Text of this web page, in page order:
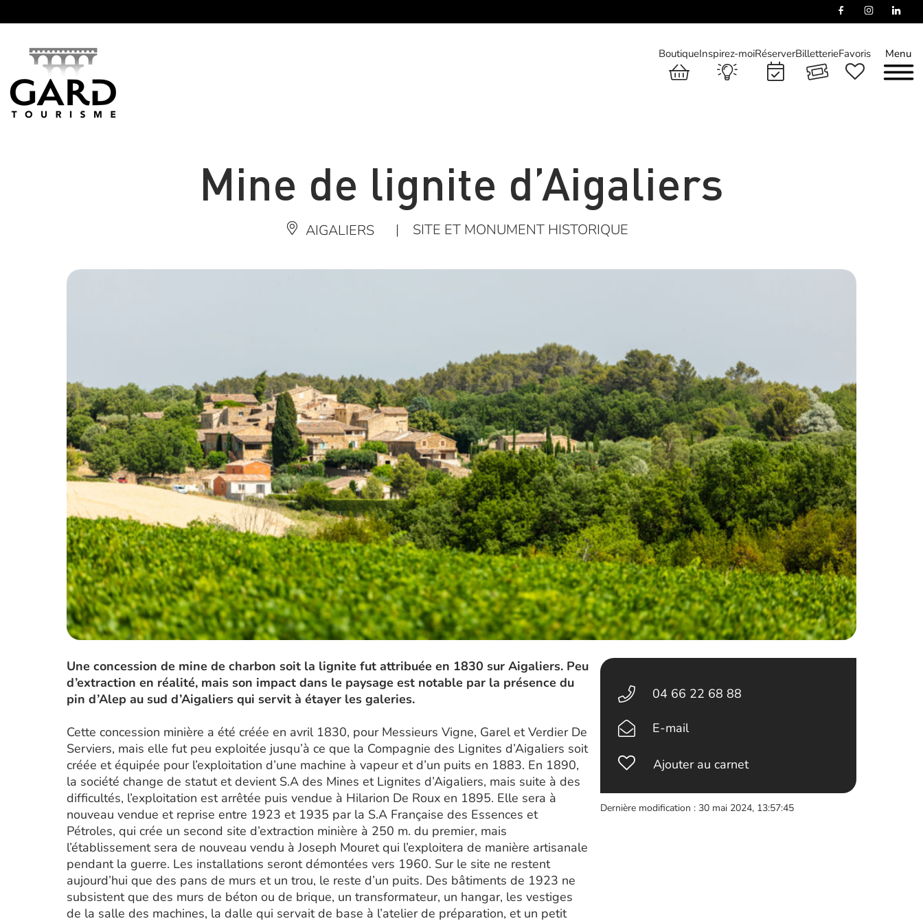
Menu
BoutiqueInspirez-moiRéserverBilletterieFavoris
Mine de lignite d’Aigaliers
AIGALIERS | SITE ET MONUMENT HISTORIQUE
Une concession de mine de charbon soit la lignite fut attribuée en 1830 sur Aigaliers. Peu
d’extraction en réalité, mais son impact dans le paysage est notable par la présence du
pin d’Alep au sud d’Aigaliers qui servit à étayer les galeries.
Cette concession minière a été créée en avril 1830, pour Messieurs Vigne, Garel et Verdier De
Serviers, mais elle fut peu exploitée jusqu’à ce que la Compagnie des Lignites d’Aigaliers soit
créée et équipée pour l’exploitation d’une machine à vapeur et d’un puits en 1883. En 1890,
la société change de statut et devient S.A des Mines et Lignites d’Aigaliers, mais suite à des
difficultés, l’exploitation est arrêtée puis vendue à Hilarion De Roux en 1895. Elle sera à
nouveau vendue et reprise entre 1923 et 1935 par la S.A Française des Essences et
Pétroles, qui crée un second site d’extraction minière à 250 m. du premier, mais
l’établissement sera de nouveau vendu à Joseph Mouret qui l’exploitera de manière artisanale
pendant la guerre. Les installations seront démontées vers 1960. Sur le site ne restent
aujourd’hui que des pans de murs et un trou, le reste d’un puits. Des bâtiments de 1923 ne
subsistent que des murs de béton ou de brique, un transformateur, un hangar, les vestiges
de la salle des machines, la dalle qui servait de base à l’atelier de préparation, et un petit
04 66 22 68 88
E-mail
Ajouter au carnet
Dernière modification : 30 mai 2024, 13:57:45